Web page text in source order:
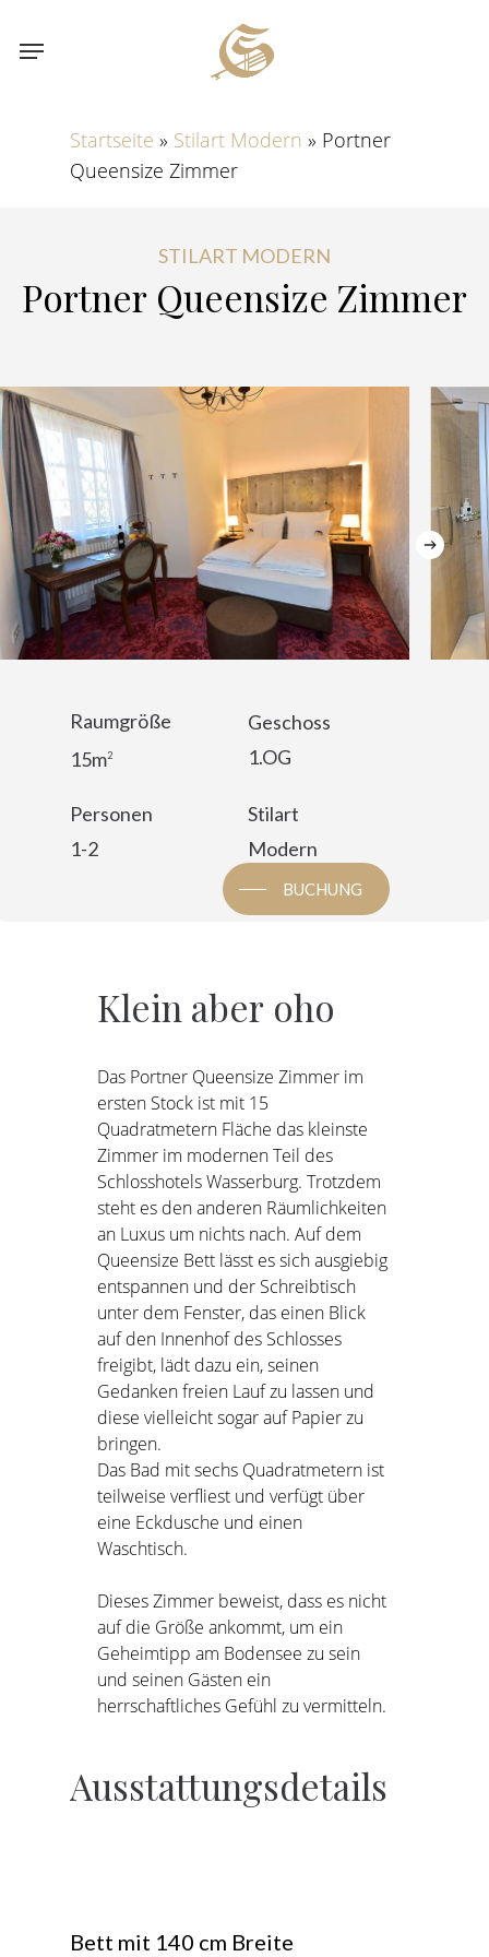
Menu
Startseite » Stilart Modern » Portner
Queensize Zimmer
STILART MODERN
Portner Queensize Zimmer
Raumgröße
15m2
Geschoss
1.OG
Personen
1-2
Stilart
Modern
BUCHUNG
Klein aber oho
Das Portner Queensize Zimmer im
ersten Stock ist mit 15
Quadratmetern Fläche das kleinste
Zimmer im modernen Teil des
Schlosshotels Wasserburg. Trotzdem
steht es den anderen Räumlichkeiten
an Luxus um nichts nach. Auf dem
Queensize Bett lässt es sich ausgiebig
entspannen und der Schreibtisch
unter dem Fenster, das einen Blick
auf den Innenhof des Schlosses
freigibt, lädt dazu ein, seinen
Gedanken freien Lauf zu lassen und
diese vielleicht sogar auf Papier zu
bringen.
Das Bad mit sechs Quadratmetern ist
teilweise verfliest und verfügt über
eine Eckdusche und einen
Waschtisch.
Dieses Zimmer beweist, dass es nicht
auf die Größe ankommt, um ein
Geheimtipp am Bodensee zu sein
und seinen Gästen ein
herrschaftliches Gefühl zu vermitteln.
Ausstattungsdetails
Bett mit 140 cm Breite